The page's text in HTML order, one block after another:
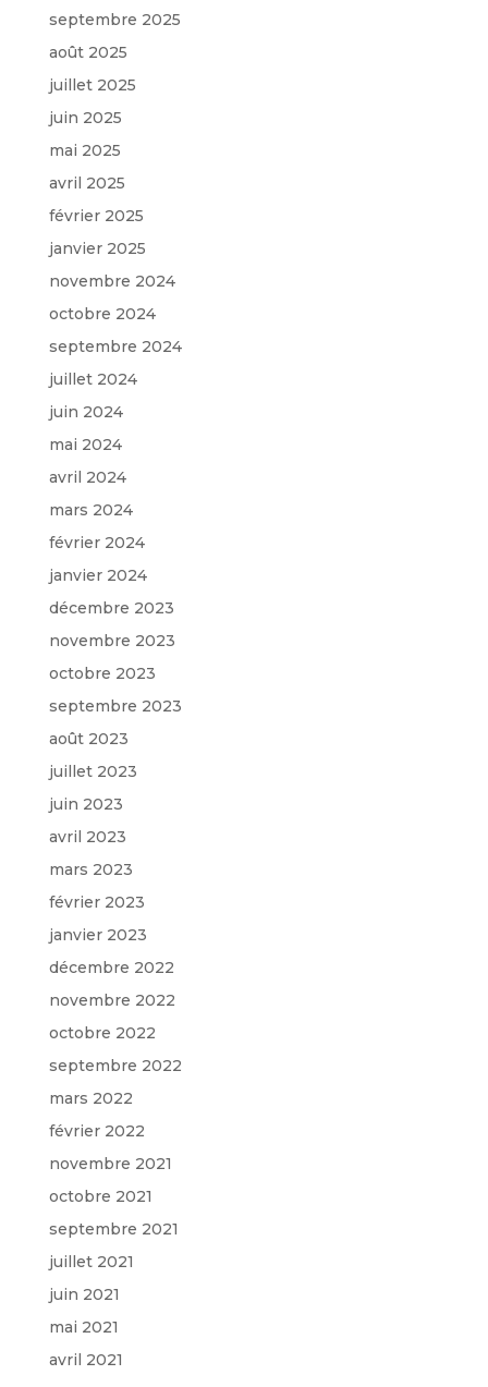
septembre 2025
août 2025
juillet 2025
juin 2025
mai 2025
avril 2025
février 2025
janvier 2025
novembre 2024
octobre 2024
septembre 2024
juillet 2024
juin 2024
mai 2024
avril 2024
mars 2024
février 2024
janvier 2024
décembre 2023
novembre 2023
octobre 2023
septembre 2023
août 2023
juillet 2023
juin 2023
avril 2023
mars 2023
février 2023
janvier 2023
décembre 2022
novembre 2022
octobre 2022
septembre 2022
mars 2022
février 2022
novembre 2021
octobre 2021
septembre 2021
juillet 2021
juin 2021
mai 2021
avril 2021